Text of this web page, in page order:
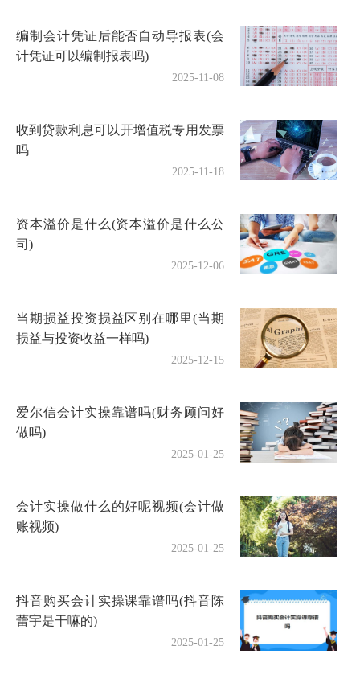
编制会计凭证后能否自动导报表(会
计凭证可以编制报表吗)
2025-11-08
收到贷款利息可以开增值税专用发票
吗
2025-11-18
资本溢价是什么(资本溢价是什么公
司)
2025-12-06
当期损益投资损益区别在哪里(当期
损益与投资收益一样吗)
2025-12-15
爱尔信会计实操靠谱吗(财务顾问好
做吗)
2025-01-25
会计实操做什么的好呢视频(会计做
账视频)
2025-01-25
抖音购买会计实操课靠谱吗(抖音陈
蕾宇是干嘛的)
2025-01-25